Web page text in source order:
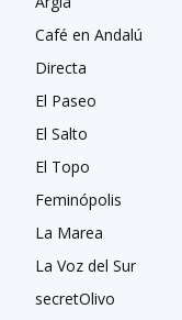
Café en Andalú
Directa
El Paseo
El Salto
El Topo
Feminópolis
La Marea
La Voz del Sur
secretOlivo